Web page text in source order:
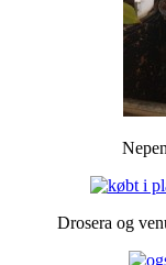
Drosera og